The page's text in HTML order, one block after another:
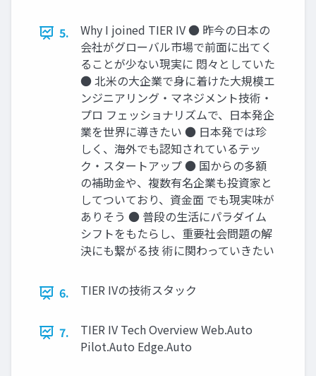
5.
Why I joined TIER IV ● 昨今の日本の
会社がグローバル市場で前面に出てく
ることが少ない現実に 悶々としていた
● 北米の大企業で身に着けた大規模エ
ンジニアリング・マネジメント技術・
プロ フェッショナリズムで、日本発企
業を世界に導きたい ● 日本発では珍
しく、海外でも認知されているテッ
ク・スタートアップ ● 国からの多額
の補助金や、複数有名企業も投資家と
してついており、資金面 でも現実味が
ありそう ● 普段の生活にパラダイム
シフトをもたらし、重要社会問題の解
決にも繋がる技 術に関わっていきたい
6. TIER IVの技術スタック
7.
TIER IV Tech Overview Web.Auto
Pilot.Auto Edge.Auto